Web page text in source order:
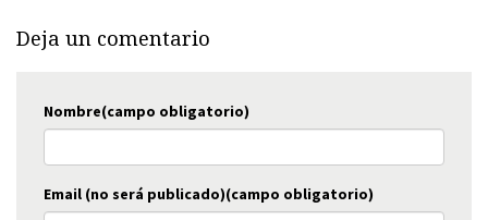
Deja un comentario
Nombre(campo obligatorio)
Email (no será publicado)(campo obligatorio)